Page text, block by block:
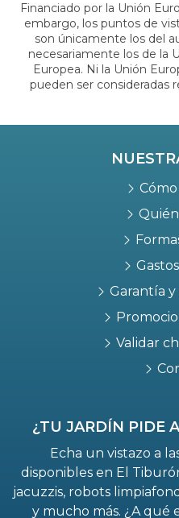
Financiado por la Unión
embargo, los puntos de
son únicamente los del
necesariamente los de la
Europea. Ni la Unión
pueden ser consideradas
¿TU JARDÍN PIDE
Echa un vistazo a
disponibles en El
jacuzzis, robots
y mucho más. ¿A qué
Garantía
Validar